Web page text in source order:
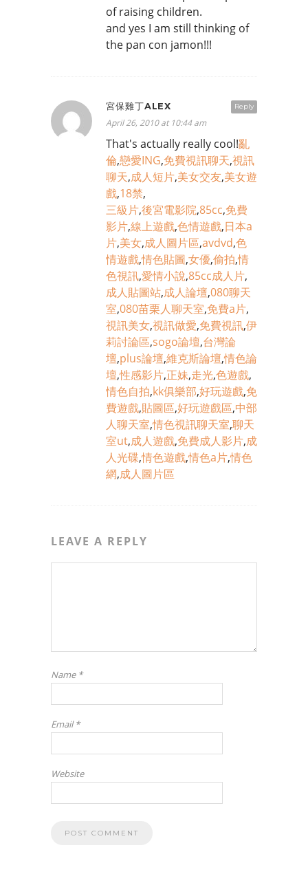
of raising children.
and yes I am still thinking of
the pan con jamon!!!
Reply
宮保雞丁ALEX
April 26, 2010 at 10:44 am
That's actually really cool!亂
倫,戀愛ING,免費視訊聊天,視訊
聊天,成人短片,美女交友,美女遊
戲,18禁,
三級片,後宮電影院,85cc,免費
影片,線上遊戲,色情遊戲,日本a
片,美女,成人圖片區,avdvd,色
情遊戲,情色貼圖,女優,偷拍,情
色視訊,愛情小說,85cc成人片,
成人貼圖站,成人論壇,080聊天
室,080苗栗人聊天室,免費a片,
視訊美女,視訊做愛,免費視訊,伊
莉討論區,sogo論壇,台灣論
壇,plus論壇,維克斯論壇,情色論
壇,性感影片,正妹,走光,色遊戲,
情色自拍,kk俱樂部,好玩遊戲,免
費遊戲,貼圖區,好玩遊戲區,中部
人聊天室,情色視訊聊天室,聊天
室ut,成人遊戲,免費成人影片,成
人光碟,情色遊戲,情色a片,情色
網,成人圖片區
LEAVE A REPLY
Name *
Email*
Website